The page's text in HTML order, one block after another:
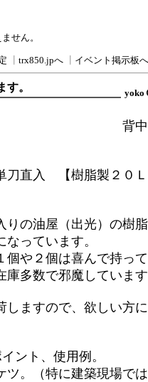
せん。
trx850.jpへ イベント掲示板へ
。 yoko
んは。 背中に
刀直入 【樹脂製２０
りの油屋（出光）の樹
なっています。
個や２個は喜んで持っ
庫多数で邪魔していま
しますので、欲しい方
ント、使用例。
ツ。（特に建築現場で